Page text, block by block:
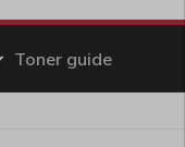
Toner guide